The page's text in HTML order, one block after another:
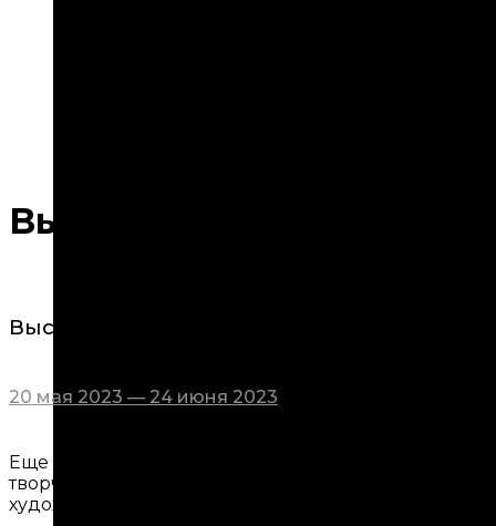
Выставка «Виктору
Выставка «Виктору Умнову посвящается…»,
20 мая 2023 — 24 июня 2023
Еще один новый проект галереи посвящен памяти
творчества 60–70 годов, так и самые поздние
художника, так и его афористические тексты,